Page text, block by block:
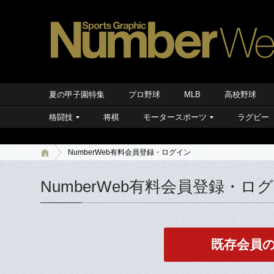
夏の甲子園特集 プロ野球 MLB 高校野球
格闘技 将棋 モータースポーツ ラグビー
NumberWeb有料会員登録・ログイン
NumberWeb有料会員登録・ロ
既存会員